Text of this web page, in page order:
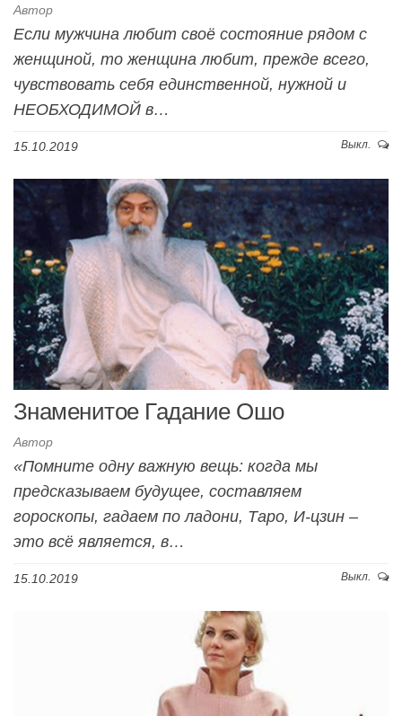
Автор
Если мужчина любит своё состояние рядом с
женщиной, то женщина любит, прежде всего,
чувствовать себя единственной, нужной и
НЕОБХОДИМОЙ в…
15.10.2019 Выкл.
Знаменитое Гадание Ошо
Автор
«Помните одну важную вещь: когда мы
предсказываем будущее, составляем
гороскопы, гадаем по ладони, Таро, И-цзин –
это всё является, в…
15.10.2019 Выкл.